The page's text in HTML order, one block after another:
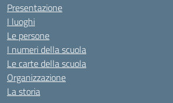
Presentazione
I luoghi
Le persone
I numeri della scuola
Le carte della scuola
Organizzazione
La storia